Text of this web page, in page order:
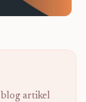
blog artikel